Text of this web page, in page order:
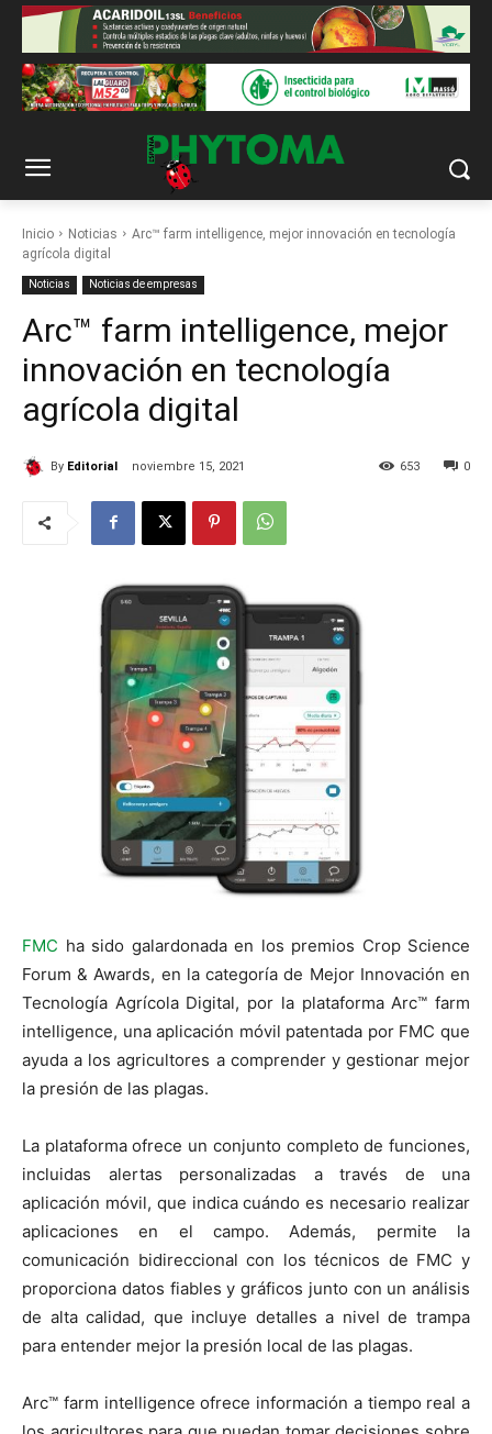
Inicio Noticias
Arc™ farm intelligence, mejor innovación en tecnología
agrícola digital
Noticias Noticias de empresas
Arc™ farm intelligence, mejor
innovación en tecnología
agrícola digital
By Editorial noviembre 15, 2021 0
653
FMC ha sido galardonada en los premios Crop Science
Forum & Awards, en la categoría de Mejor Innovación en
Tecnología Agrícola Digital, por la plataforma Arc™ farm
intelligence, una aplicación móvil patentada por FMC que
ayuda a los agricultores a comprender y gestionar mejor
la presión de las plagas.
La plataforma ofrece un conjunto completo de funciones,
incluidas alertas personalizadas a través de una
aplicación móvil, que indica cuándo es necesario realizar
aplicaciones en el campo. Además, permite la
comunicación bidireccional con los técnicos de FMC y
proporciona datos fiables y gráficos junto con un análisis
de alta calidad, que incluye detalles a nivel de trampa
para entender mejor la presión local de las plagas.
Arc™ farm intelligence ofrece información a tiempo real a